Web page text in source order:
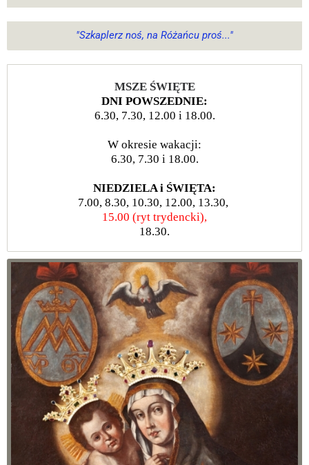
"Szkaplerz noś, na Różańcu proś..."
MSZE ŚWIĘTE
DNI POWSZEDNIE:
6.30, 7.30, 12.00 i 18.00.
W okresie wakacji:
6.30, 7.30 i 18.00.
NIEDZIELA i ŚWIĘTA:
7.00, 8.30, 10.30, 12.00, 13.30,
15.00 (ryt trydencki),
18.30.